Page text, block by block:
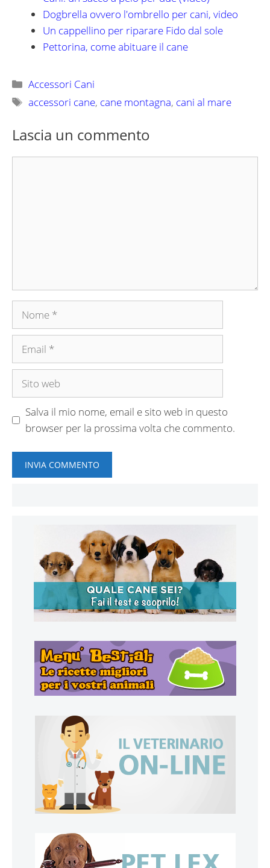
Dogbrella ovvero l'ombrello per cani, video
Un cappellino per riparare Fido dal sole
Pettorina, come abituare il cane
Categorie
Accessori Cani
Tag
accessori cane, cane montagna, cani al mare
Lascia un commento
Nome
Email
Sito
Salva il mio nome, email e sito web in questo
browser per la prossima volta che commento.